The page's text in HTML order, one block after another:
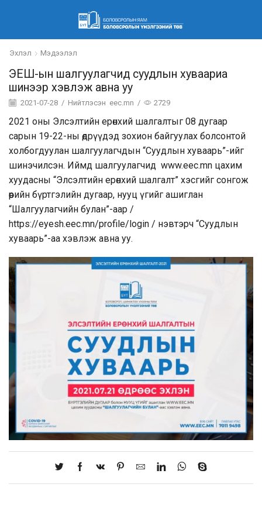
Эхлэл Мэдээлэл
ЭЕШ-ын шалгуулагчид суудлын хуваариа
шинээр хэвлэж авна уу
2021-07-28 / Нийтлэсэн eec.mn / 2729
2021 оны Элсэлтийн ерөнхий шалгалтыг 08 дугаар
сарын 19-22-ны өдрүүдэд зохион байгуулах болсонтой
холбогдуулан шалгуулагчдын “Суудлын хуваарь”-ийг
шинэчилсэн. Иймд шалгуулагчид www.eec.mn цахим
хуудасны “Элсэлтийн ерөнхий шалгалт” хэсгийг сонгож
өөрийн бүртгэлийн дугаар, нууц үгийг ашиглан
“Шалгуулагчийн булан”-аар /
https://eyesh.eec.mn/profile/login / нэвтэрч “Суудлын
хуваарь”-аа хэвлэж авна уу.